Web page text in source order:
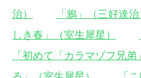
治）
「鴉」（三好達治
しき春」（室生犀星）
「初めて「カラマゾフ兄